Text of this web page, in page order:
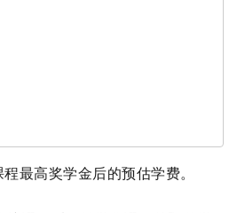
最高奖学金后的预估学费。